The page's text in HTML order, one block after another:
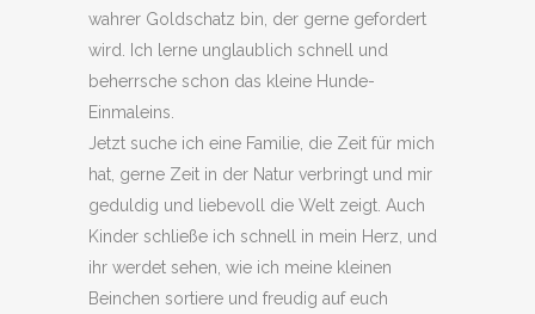
wahrer Goldschatz bin, der gerne gefordert
wird. Ich lerne unglaublich schnell und
beherrsche schon das kleine Hunde-
Einmaleins.
Jetzt suche ich eine Familie, die Zeit für mich
hat, gerne Zeit in der Natur verbringt und mir
geduldig und liebevoll die Welt zeigt. Auch
Kinder schließe ich schnell in mein Herz, und
ihr werdet sehen, wie ich meine kleinen
Beinchen sortiere und freudig auf euch